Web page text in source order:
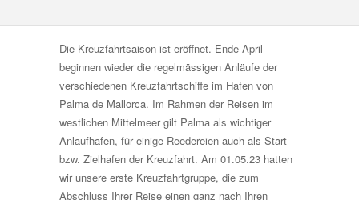
Die Kreuzfahrtsaison ist eröffnet. Ende April
beginnen wieder die regelmässigen Anläufe der
verschiedenen Kreuzfahrtschiffe im Hafen von
Palma de Mallorca. Im Rahmen der Reisen im
westlichen Mittelmeer gilt Palma als wichtiger
Anlaufhafen, für einige Reedereien auch als Start –
bzw. Zielhafen der Kreuzfahrt. Am 01.05.23 hatten
wir unsere erste Kreuzfahrtgruppe, die zum
Abschluss Ihrer Reise einen ganz nach Ihren